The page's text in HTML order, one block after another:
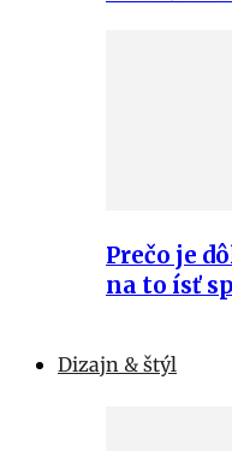
Prečo je
na to ísť
Dizajn & štýl